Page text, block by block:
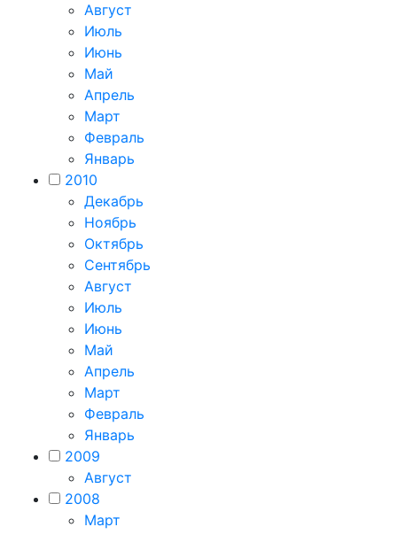
Август
Июль
Июнь
Май
Апрель
Март
Февраль
Январь
2010
Декабрь
Ноябрь
Октябрь
Сентябрь
Август
Июль
Июнь
Май
Апрель
Март
Февраль
Январь
2009
Август
2008
Март